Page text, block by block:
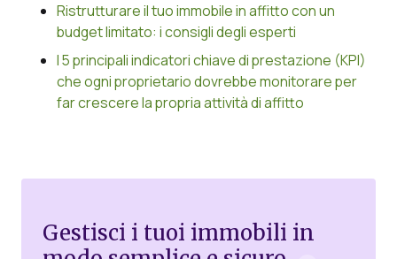
Ristrutturare il tuo immobile in affitto con un
budget limitato: i consigli degli esperti
I 5 principali indicatori chiave di prestazione (KPI)
che ogni proprietario dovrebbe monitorare per
far crescere la propria attività di affitto
Gestisci i tuoi immobili in